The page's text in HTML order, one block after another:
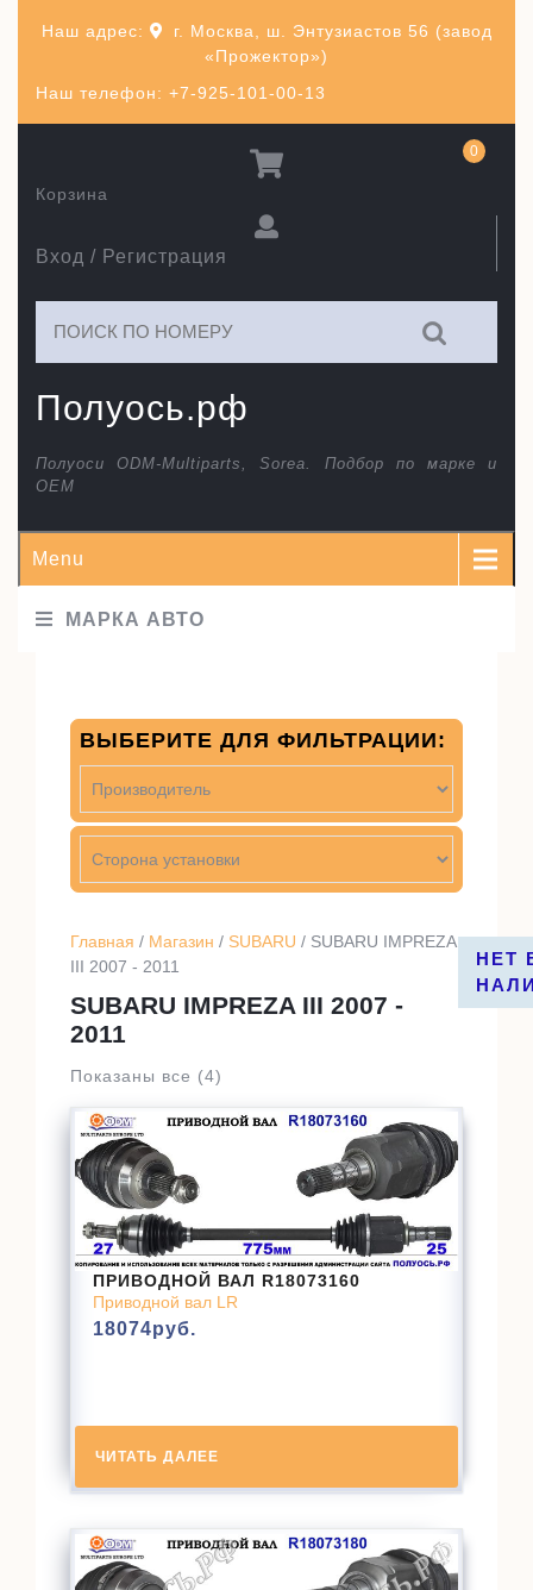
Наш телефон: +7-925-101-00-13
Наш адрес:
г. Москва, ш. Энтузиастов 56 (завод
«Прожектор»)
Полуось.рф
Полуоси ODM-Multiparts, Sorea. Подбор по марке и
ОЕМ
Вход / Регистрация
Корзина
0
Menu
МАРКА АВТО
Главная / Магазин / SUBARU / SUBARU IMPREZA
III 2007 - 2011
SUBARU IMPREZA III 2007 -
2011
Показаны все (4)
НЕТ
ПРИВОДНОЙ ВАЛ R18073160
Приводной вал LR
18074руб.
ЧИТАТЬ ДАЛЕЕ
НЕТ
ВЫБЕРИТЕ ДЛЯ ФИЛЬТРАЦИИ: